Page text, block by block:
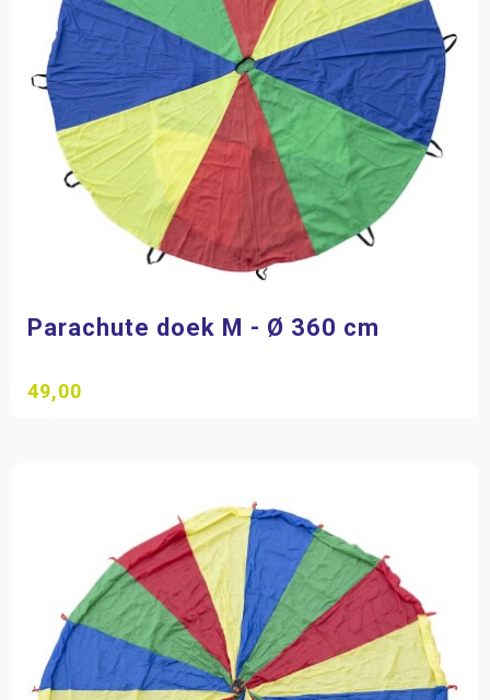
Parachute doek M - Ø 360 cm
49,00